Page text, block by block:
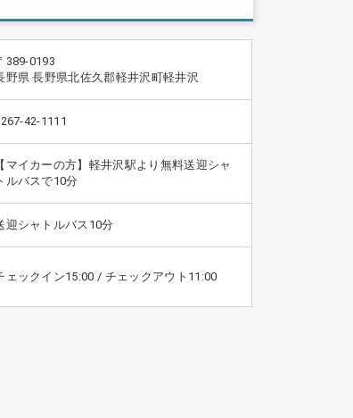
389-0193
野県 長野県北佐久郡軽井沢町軽井沢
42-1111
【マイカーの方】軽井沢駅より無料送迎シャ
ルバスで10分
迎シャトルバス10分
ェックイン15:00 / チェックアウト11:00